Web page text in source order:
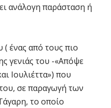
ανάλογη παράσταση ή
ένας από τους πιο
γενιάς του -«Απόψε
Ιουλιέττα») που
σε παραγωγή των
το οποίο